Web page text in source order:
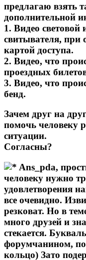
предлагаю взять
дополнительной
1. Видео световой
свитывателя, при
картой доступа.
2. Видео, что
проездных
3. Видео, что
бенд.
Зачем друг на
помочь человеку
ситуации.
Согласны?
Ans_pda,
человеку нужно
удовлетворения
все очевидно.
резковат. Но в
много друзей и
стекается.
форумчанином,
кольцо) Зато